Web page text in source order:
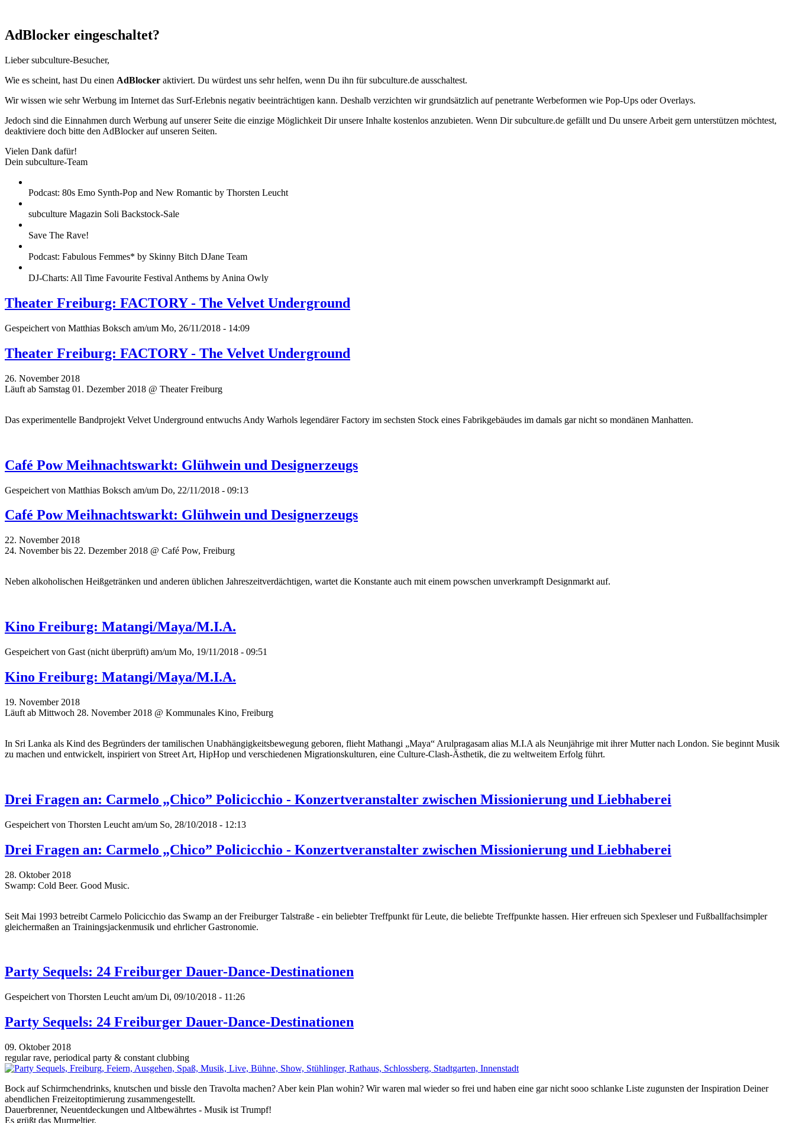
AdBlocker eingeschaltet?
Lieber subculture-Besucher,
Wie es scheint, hast Du einen AdBlocker aktiviert. Du würdest uns sehr helfen, wenn Du ihn für subculture.de ausschaltest.
Wir wissen wie sehr Werbung im Internet das Surf-Erlebnis negativ beeinträchtigen kann. Deshalb verzichten wir grundsätzlich auf penetrante Werbeformen wie Pop-Ups oder Overlays.
Jedoch sind die Einnahmen durch Werbung auf unserer Seite die einzige Möglichkeit Dir unsere Inhalte kostenlos anzubieten. Wenn Dir subculture.de gefällt und Du unsere Arbeit gern unterstützen möchtest,
deaktiviere doch bitte den AdBlocker auf unseren Seiten.
Vielen Dank dafür!
Dein subculture-Team
Podcast: 80s Emo Synth-Pop and New Romantic by Thorsten Leucht
subculture Magazin Soli Backstock-Sale
Save The Rave!
Podcast: Fabulous Femmes* by Skinny Bitch DJane Team
DJ-Charts: All Time Favourite Festival Anthems by Anina Owly
Theater Freiburg: FACTORY - The Velvet Underground
Gespeichert von Matthias Boksch am/um Mo, 26/11/2018 - 14:09
Theater Freiburg: FACTORY - The Velvet Underground
26. November 2018
Läuft ab Samstag 01. Dezember 2018 @ Theater Freiburg
Das experimentelle Bandprojekt Velvet Underground entwuchs Andy Warhols legendärer Factory im sechsten Stock eines Fabrikgebäudes im damals gar nicht so mondänen Manhatten.
Café Pow Meihnachtswarkt: Glühwein und Designerzeugs
Gespeichert von Matthias Boksch am/um Do, 22/11/2018 - 09:13
Café Pow Meihnachtswarkt: Glühwein und Designerzeugs
22. November 2018
24. November bis 22. Dezember 2018 @ Café Pow, Freiburg
Neben alkoholischen Heißgetränken und anderen üblichen Jahreszeitverdächtigen, wartet die Konstante auch mit einem powschen unverkrampft Designmarkt auf.
Kino Freiburg: Matangi/Maya/M.I.A.
Gespeichert von Gast (nicht überprüft) am/um Mo, 19/11/2018 - 09:51
Kino Freiburg: Matangi/Maya/M.I.A.
19. November 2018
Läuft ab Mittwoch 28. November 2018 @ Kommunales Kino, Freiburg
In Sri Lanka als Kind des Begründers der tamilischen Unabhängigkeitsbewegung geboren, flieht Mathangi „Maya“ Arulpragasam alias M.I.A als Neunjährige mit ihrer Mutter nach London. Sie beginnt Musik
zu machen und entwickelt, inspiriert von Street Art, HipHop und verschiedenen Migrationskulturen, eine Culture-Clash-Ästhetik, die zu weltweitem Erfolg führt.
Drei Fragen an: Carmelo „Chico” Policicchio - Konzertveranstalter zwischen Missionierung und Liebhaberei
Gespeichert von Thorsten Leucht am/um So, 28/10/2018 - 12:13
Drei Fragen an: Carmelo „Chico” Policicchio - Konzertveranstalter zwischen Missionierung und Liebhaberei
28. Oktober 2018
Swamp: Cold Beer. Good Music.
Seit Mai 1993 betreibt Carmelo Policicchio das Swamp an der Freiburger Talstraße - ein beliebter Treffpunkt für Leute, die beliebte Treffpunkte hassen. Hier erfreuen sich Spexleser und Fußballfachsimpler
gleichermaßen an Trainingsjackenmusik und ehrlicher Gastronomie.
Party Sequels: 24 Freiburger Dauer-Dance-Destinationen
Gespeichert von Thorsten Leucht am/um Di, 09/10/2018 - 11:26
Party Sequels: 24 Freiburger Dauer-Dance-Destinationen
09. Oktober 2018
regular rave, periodical party & constant clubbing
Bock auf Schirmchendrinks, knutschen und bissle den Travolta machen? Aber kein Plan wohin? Wir waren mal wieder so frei und haben eine gar nicht sooo schlanke Liste zugunsten der Inspiration Deiner
abendlichen Freizeitoptimierung zusammengestellt.
Dauerbrenner, Neuentdeckungen und Altbewährtes - Musik ist Trumpf!
Es grüßt das Murmeltier.